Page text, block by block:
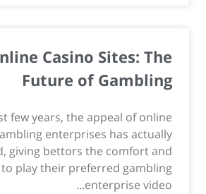
Casino Sites: The
Future of Gambling
few years, the appeal of online
enterprises has actually
giving bettors the comfort and
play their preferred gambling
enterprise video...